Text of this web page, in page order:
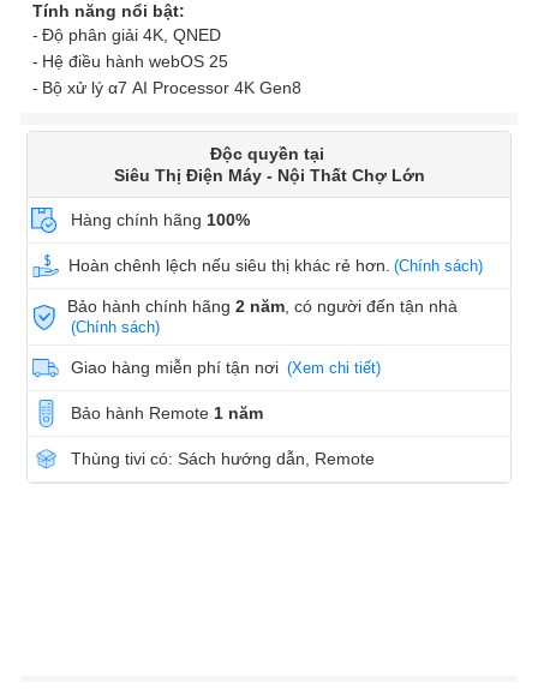
Tính năng nổi bật:
Độ phân giải 4K, QNED
Hệ điều hành webOS 25
Bộ xử lý α7 AI Processor 4K Gen8
Độc quyền tại
Siêu Thị Điện Máy - Nội Thất Chợ Lớn
Hàng chính hãng 100%
Hoàn chênh lệch nếu siêu thị khác rẻ hơn. (Chính sách)
Bảo hành chính hãng2 năm , có người đến tận nhà
(Chính sách)
Giao hàng miễn phí tận nơi (Xem chi tiết)
Bảo hành Remote 1 năm
Thùng tivi có: Sách hướng dẫn, Remote